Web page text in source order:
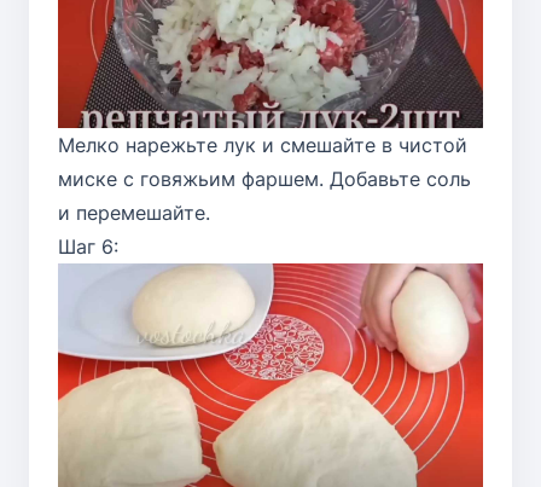
Мелко нарежьте лук и смешайте в чистой
миске с говяжьим фаршем. Добавьте соль
и перемешайте.
Шаг 6: